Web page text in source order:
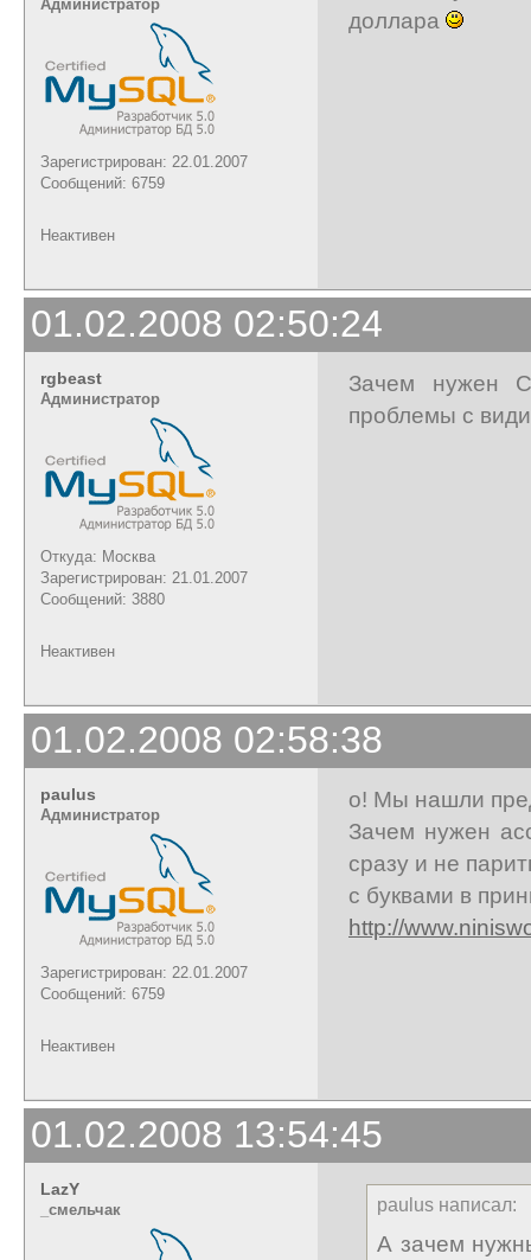
Администратор
Зарегистрирован: 22.01.2007
Сообщений: 6759
доллара
Неактивен
01.02.2008 02:50:24
rgbeast
Администратор
Откуда: Москва
Зарегистрирован: 21.01.2007
Сообщений: 3880
Зачем нужен
проблемы с
Неактивен
01.02.2008 02:58:38
paulus
Администратор
Зарегистрирован: 22.01.2007
Сообщений: 6759
о! Мы нашли
Зачем нужен
сразу и не
с буквами в
http://
Неактивен
01.02.2008 13:54:45
LazY
_cмельчак paulus написал:
А зачем